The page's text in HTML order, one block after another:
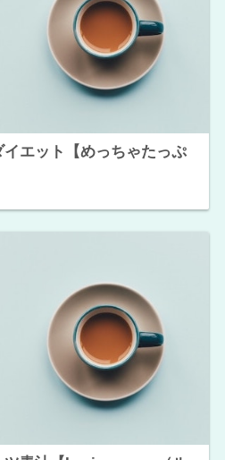
エット【めっちゃたっぷ